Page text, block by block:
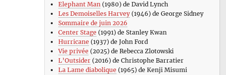
Elephant Man(1980) de David Lynch
Les Demoiselles Harvey(1946) de George Sidney
Sommaire de juin 2026
Center Stage (1991) de Stanley Kwan
Hurricane (1937) de John Ford
Vie privée (2025) de Rebecca Zlotowski
L’Outsider(2016) de Christophe Barratier
La Lame diabolique (1965) de Kenji Misumi